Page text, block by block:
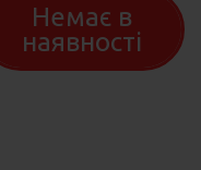
Немає в
наявності